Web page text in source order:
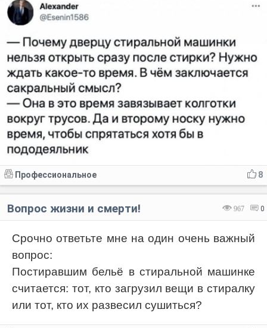
8
Профессиональное
967 0
Вопрос жизни и смерти!
Срочно ответьте мне на один очень важный
вопрос:
Постиравшим бельё в стиральной машинке
считается: тот, кто загрузил вещи в стиралку
или тот, кто их развесил сушиться?